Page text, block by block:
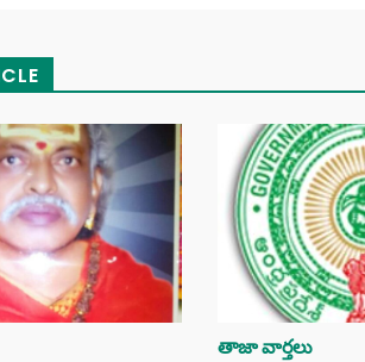
తాజా వార్తలు